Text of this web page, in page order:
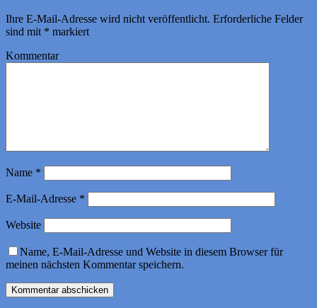
Ihre E-Mail-Adresse wird nicht veröffentlicht. Erforderliche Felder
sind mit * markiert
Kommentar
Name *
E-Mail-Adresse *
Website
Name, E-Mail-Adresse und Website in diesem Browser für
meinen nächsten Kommentar speichern.